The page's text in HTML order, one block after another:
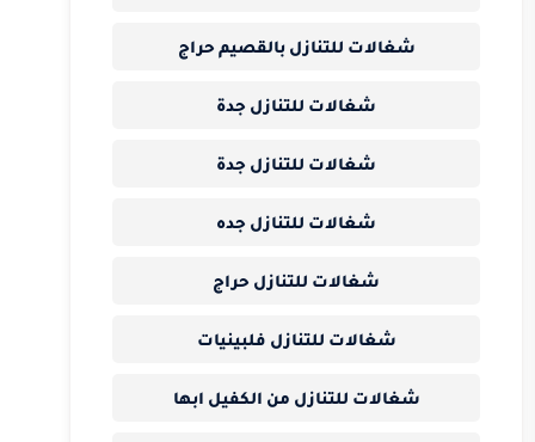
شغالات للتنازل بالقصيم حراج
شغالات للتنازل جدة
شغالات للتنازل جدة
شغالات للتنازل جده
شغالات للتنازل حراج
شغالات للتنازل فلبينيات
شغالات للتنازل من الكفيل ابها